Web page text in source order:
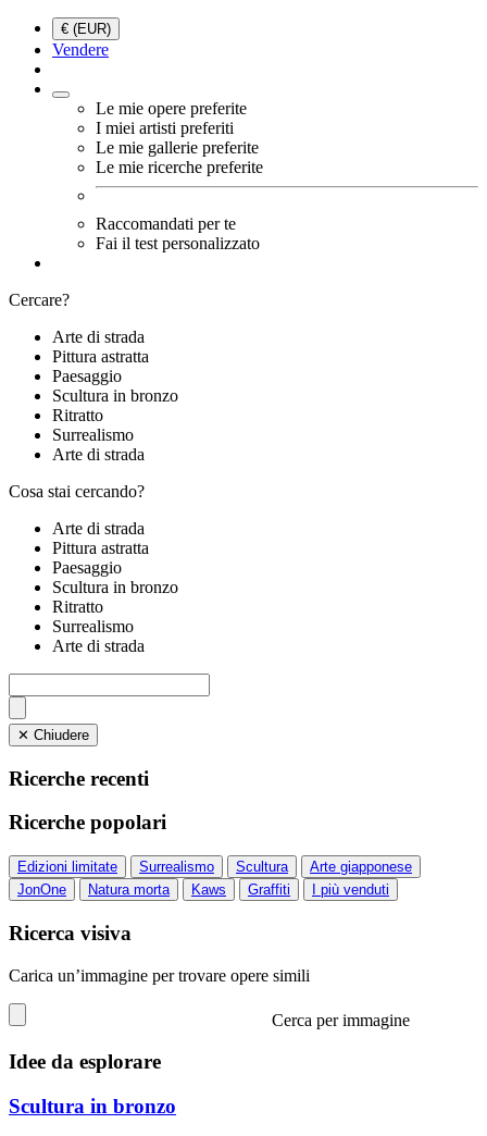
€ (EUR)
Vendere
Le mie opere preferite
I miei artisti preferiti
Le mie gallerie preferite
Le mie ricerche preferite
Raccomandati per te
Fai il test personalizzato
Cercare?
Arte di strada
Pittura astratta
Paesaggio
Scultura in bronzo
Ritratto
Surrealismo
Arte di strada
Cosa stai cercando?
Arte di strada
Pittura astratta
Paesaggio
Scultura in bronzo
Ritratto
Surrealismo
Arte di strada
✕ Chiudere
Ricerche recenti
Ricerche popolari
Edizioni limitate Surrealismo Scultura
Arte giapponese
JonOne
Natura morta Kaws Graffiti I più venduti
Ricerca visiva
Carica un’immagine per trovare opere simili
Cerca per immagine
Idee da esplorare
Scultura in bronzo